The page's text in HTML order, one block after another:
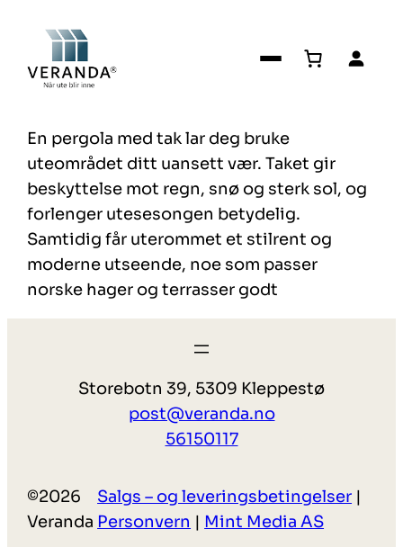
innhold
En pergola med tak lar deg bruke
uteområdet ditt uansett vær. Taket gir
beskyttelse mot regn, snø og sterk sol, og
forlenger utesesongen betydelig.
Samtidig får uterommet et stilrent og
moderne utseende, noe som passer
norske hager og terrasser godt
Storebotn 39, 5309 Kleppestø
post@veranda.no
56150117
©2026
Veranda
Salgs – og leveringsbetingelser |
Personvern | Mint Media AS